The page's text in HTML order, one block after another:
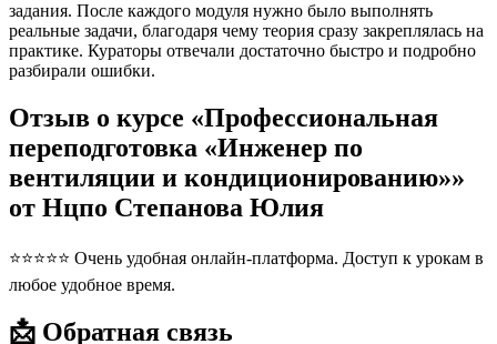
задания. После каждого модуля нужно было выполнять
реальные задачи, благодаря чему теория сразу закреплялась на
практике. Кураторы отвечали достаточно быстро и подробно
разбирали ошибки.
Отзыв о курсе «Профессиональная
переподготовка «Инженер по
вентиляции и кондиционированию»»
от Нцпо Степанова Юлия
⭐⭐⭐⭐⭐ Очень удобная онлайн-платформа. Доступ к урокам в
любое удобное время.
📩 Обратная связь